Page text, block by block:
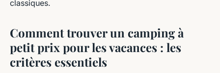
classiques.
Comment trouver un camping à
petit prix pour les vacances : les
critères essentiels